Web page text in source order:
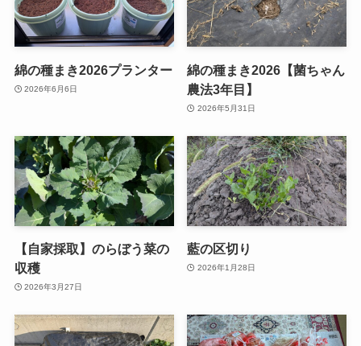
綿の種まき2026プランター
2026年6月6日
綿の種まき2026【菌ちゃん
農法3年目】
2026年5月31日
【自家採取】のらぼう菜の
収穫
2026年3月27日
藍の区切り
2026年1月28日